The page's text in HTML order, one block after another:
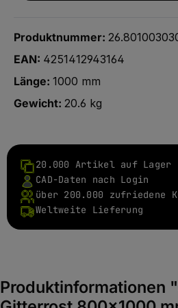
Produktnummer:
EAN: 4251412943164
Länge: 1000 mm
Gewicht: 20.6 kg
20.000 Artikel auf Lager
CAD-Daten nach Login
über 200.000 zufriedene
Weltweite Lieferung
Produktinformationen